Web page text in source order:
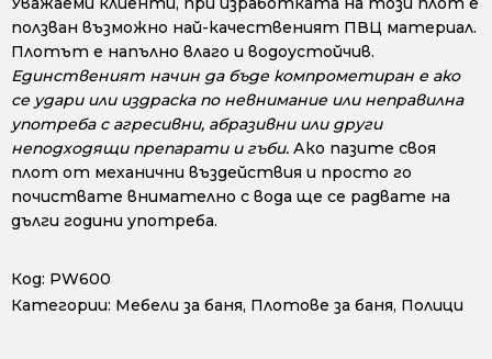
ползван възможно най-качественият ПВЦ материал.
Плотът е напълно влаго и водоустойчив.
Единственият начин да бъде компрометиран е ако
се удари или издраска по невнимание или неправилна
употреба с агресивни, абразивни или други
неподходящи препарати и гъби. Ако пазите своя
плот от механични въздействия и просто го
почиствате внимателно с вода ще се радвате на
дълги години употреба.
Код: PW600
Категории: Мебели за баня, Плотове за баня, Полици